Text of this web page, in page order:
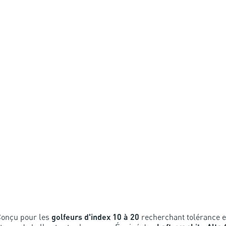
pour les golfeurs d'index 10 à 20 recherchant tolérance